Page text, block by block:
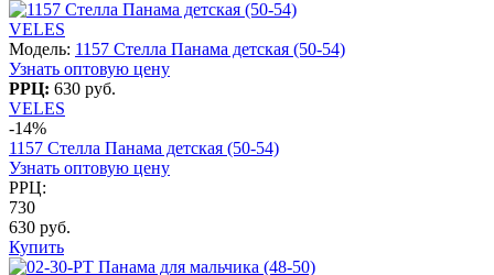
VELES
Модель: 1157 Стелла Панама детская (50-54)
Узнать оптовую цену
РРЦ: 630 руб.
VELES
-14%
1157 Стелла Панама детская (50-54)
Узнать оптовую цену
РРЦ:
730
630 руб.
Купить